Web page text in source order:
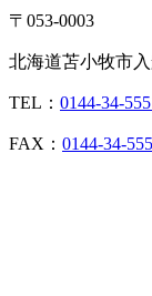
〒053-0003
北海道苫小牧市
TEL： 0144-34-
FAX： 0144-34-